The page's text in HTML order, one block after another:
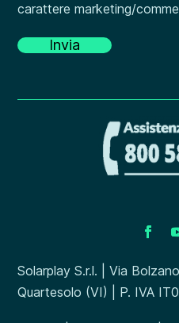
carattere marketing/
Solarplay S.r.l. | Via
Quartesolo (VI) | P. IVA